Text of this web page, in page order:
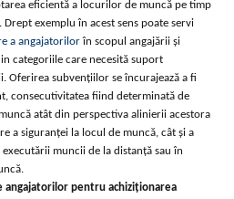
eficientă a locurilor de muncă pe timp
Drept exemplu în acest sens poate servi
a angajatorilorîn scopul angajării și
categoriile care necesită suport
Oferirea subvențiilor se încurajează a fi
consecutivitatea fiind determinată de
atât din perspectiva alinierii acestora
a siguranței la locul de muncă, cât și a
muncii de la distanță sau în
angajatorilor pentru achiziționarea